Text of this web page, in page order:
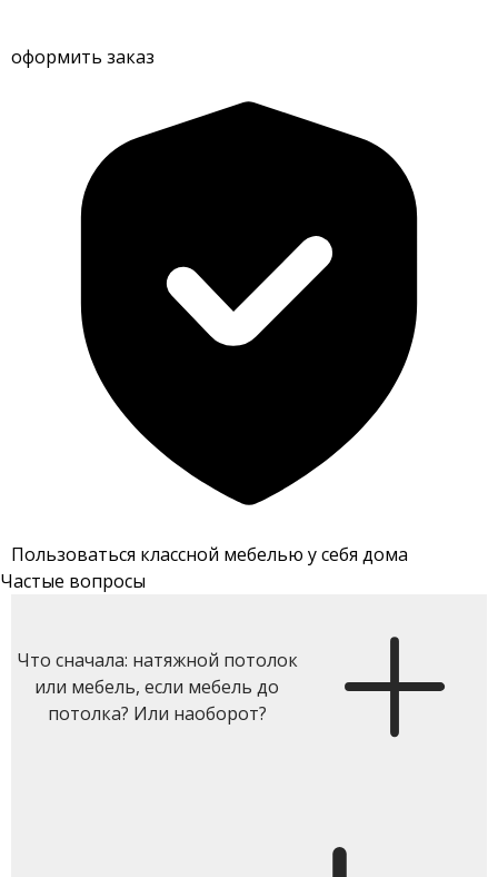
оформить заказ
Пользоваться классной мебелью у себя дома
Частые вопросы
Что сначала: натяжной потолок
или мебель, если мебель до
потолка? Или наоборот?